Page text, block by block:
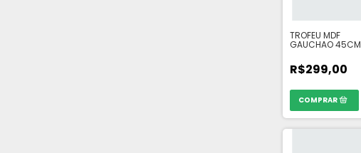
TROFEU MDF
GAUCHAO 45CM
R$299,00